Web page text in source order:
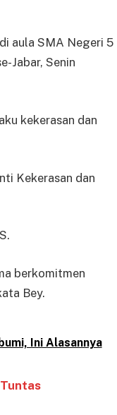
aula SMA Negeri 5
Jabar, Senin
kekerasan dan
Kekerasan dan
berkomitmen
Bey.
Ini Alasannya